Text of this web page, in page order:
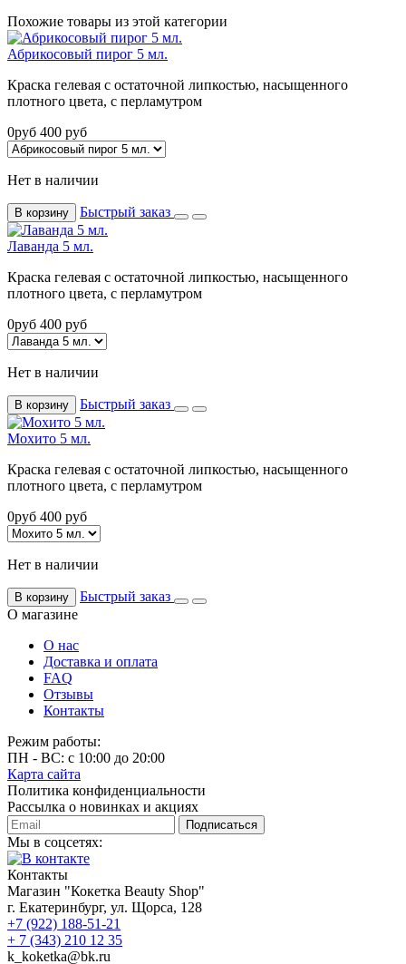
Похожие товары из этой категории
Абрикосовый пирог 5 мл.
Краска гелевая с остаточной липкостью, насыщенного
плотного цвета, с перламутром
0руб 400 руб
Нет в наличии
В корзину Быстрый заказ
Лаванда 5 мл.
Краска гелевая с остаточной липкостью, насыщенного
плотного цвета, с перламутром
0руб 400 руб
Нет в наличии
В корзину Быстрый заказ
Мохито 5 мл.
Краска гелевая с остаточной липкостью, насыщенного
плотного цвета, с перламутром
0руб 400 руб
Нет в наличии
В корзину
Быстрый заказ
О магазине
О нас
Доставка и оплата
FAQ
Отзывы
Контакты
Режим работы:
ПН - ВС: с 10:00 до 20:00
Карта сайта
Политика конфиденциальности
Рассылка о новинках и акциях
Подписаться
Мы в соцсетях:
Контакты
Магазин "Кокетка Beauty Shop"
г. Екатеринбург, ул. Щорса, 128
+7 (922) 188-51-21
+ 7 (343) 210 12 35
k_koketka@bk.ru